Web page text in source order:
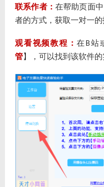
联系作者： 在帮助页面
者的方式，获取一对一的
观看视频教程：在 B站
管】，可以找到该软件